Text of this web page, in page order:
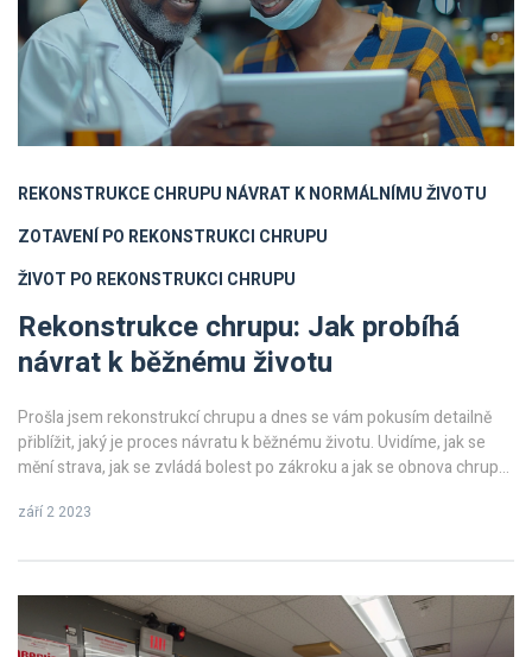
REKONSTRUKCE CHRUPU NÁVRAT K NORMÁLNÍMU ŽIVOTU
ZOTAVENÍ PO REKONSTRUKCI CHRUPU
ŽIVOT PO REKONSTRUKCI CHRUPU
Rekonstrukce chrupu: Jak probíhá
návrat k běžnému životu
Prošla jsem rekonstrukcí chrupu a dnes se vám pokusím detailně
přiblížit, jaký je proces návratu k běžnému životu. Uvidíme, jak se
mění strava, jak se zvládá bolest po zákroku a jak se obnova chrupu
sloužit jako užitečný průvodce po tomto záludném období.
září 2 2023